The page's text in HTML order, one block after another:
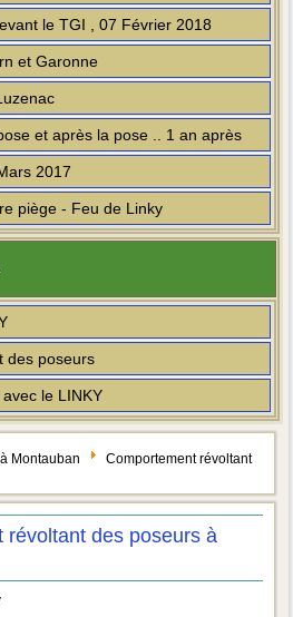
le TGI , 07 Février 2018
et Garonne
et après la pose .. 1 an après
2017
piège - Feu de Linky
des poseurs
le LINKY
à Montauban
Comportement révoltant
révoltant des poseurs à